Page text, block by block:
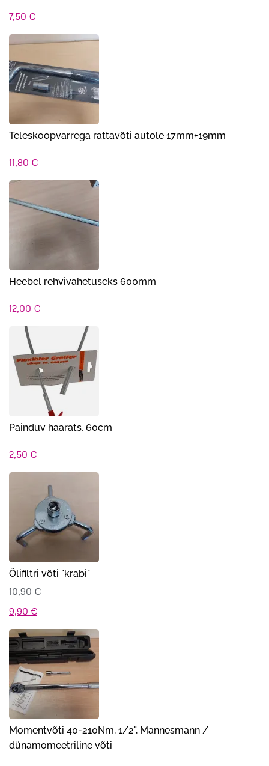
7,50 €
Teleskoopvarrega rattavõti autole 17mm+19mm
11,80 €
Heebel rehvivahetuseks 600mm
12,00 €
Painduv haarats, 60cm
2,50 €
Õlifiltri võti "krabi"
10,90€
Algne
hind
oli:
10,90 €.
9,90 €Praegune
hind
on:
9,90 €.
Momentvõti 40-210Nm, 1/2", Mannesmann /
dünamomeetriline võti